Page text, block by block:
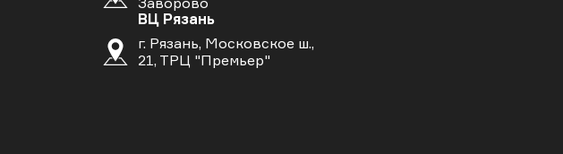
ВЦ Рязань
г. Рязань, Московское ш.,
21, ТРЦ "Премьер"